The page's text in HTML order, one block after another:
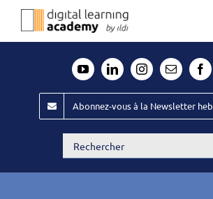
Passer
Évènements ILDI
Offres d’emploi
Abonnez-vous à la Newsletter
Rechercher: